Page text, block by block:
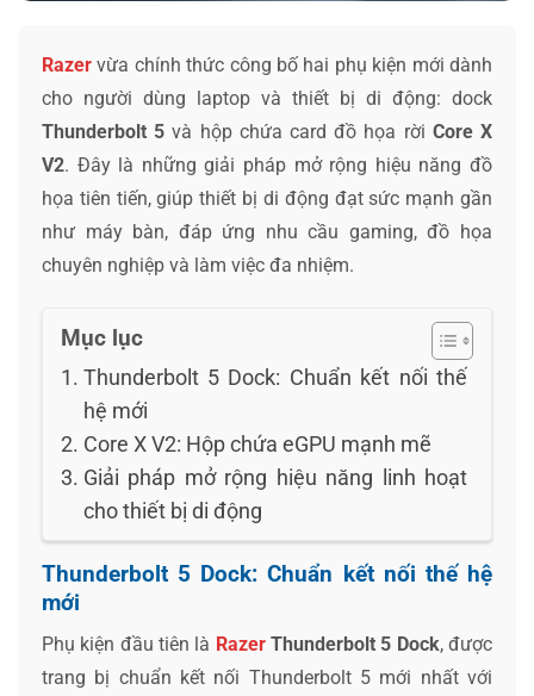
Razer vừa chính thức công bố hai phụ kiện mới dành
cho người dùng laptop và thiết bị di động: dock
Thunderbolt 5và hộp chứa card đồ họa rời Core X
V2. Đây là những giải pháp mở rộng hiệu năng đồ
họa tiên tiến, giúp thiết bị di động đạt sức mạnh gần
như máy bàn, đáp ứng nhu cầu gaming, đồ họa
chuyên nghiệp và làm việc đa nhiệm.
Mục lục
Thunderbolt 5 Dock: Chuẩn kết nối thế
hệ mới
Core X V2: Hộp chứa eGPU mạnh mẽ
Giải pháp mở rộng hiệu năng linh hoạt
cho thiết bị di động
Thunderbolt 5 Dock: Chuẩn kết nối thế hệ
mới
Phụ kiện đầu tiên là RazerThunderbolt 5 Dock, được
trang bị chuẩn kết nối Thunderbolt 5 mới nhất với